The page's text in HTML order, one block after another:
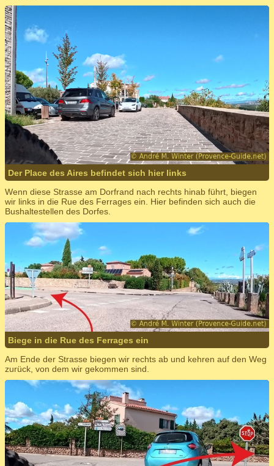
Der Place des Aires befindet sich hier links
Wenn diese Strasse am Dorfrand nach rechts hinab führt, biegen
wir links in die Rue des Ferrages ein. Hier befinden sich auch die
Bushaltestellen des Dorfes.
Biege in die Rue des Ferrages ein
Am Ende der Strasse biegen wir rechts ab und kehren auf den Weg
zurück, von dem wir gekommen sind.